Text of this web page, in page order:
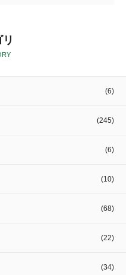
(6)
(245)
(6)
(10)
(68)
(22)
(34)